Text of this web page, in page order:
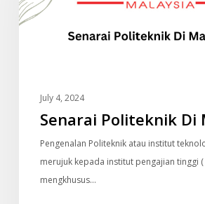
July 4, 2024
Senarai Politeknik Di
Pengenalan Politeknik atau institut
merujuk kepada institut pengajian tinggi (
mengkhusus…